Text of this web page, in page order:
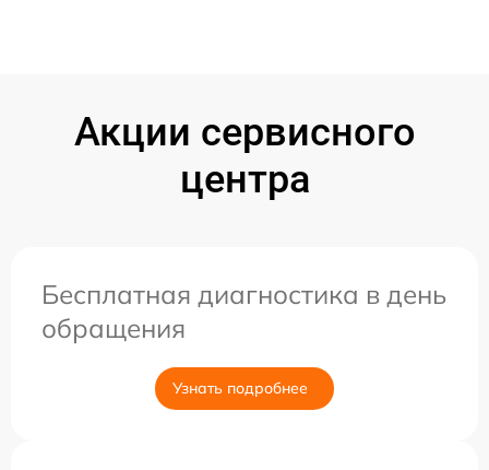
Акции сервисного
центра
Бесплатная диагностика в день
обращения
Узнать подробнее